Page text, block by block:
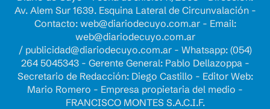
Av. Alem Sur 1639. Esquina Lateral de Circunvalación -
Contacto: web@diariodecuyo.com.ar- Email:
web@diariodecuyo.com.ar
/ publicidad@diariodecuyo.com.ar- Whatsapp: (054)
264 5045343 - Gerente General: Pablo Dellazoppa -
Secretario de Redacción: Diego Castillo - Editor Web:
Mario Romero - Empresa propietaria del medio -
FRANCISCO MONTES S.A.C.I.F.